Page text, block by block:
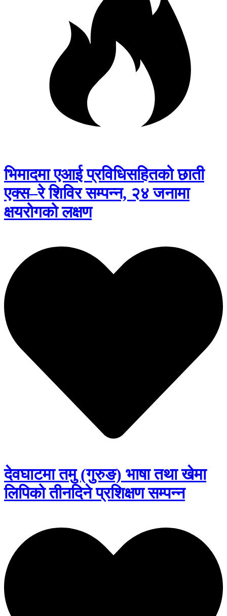
भिमादमा एआई प्रविधिसहितको छाती
एक्स–रे शिविर सम्पन्न, २४ जनामा
क्षयरोगको लक्षण
देवघाटमा तमु (गुरुङ) भाषा तथा खेमा
लिपिको तीनदिने प्रशिक्षण सम्पन्न